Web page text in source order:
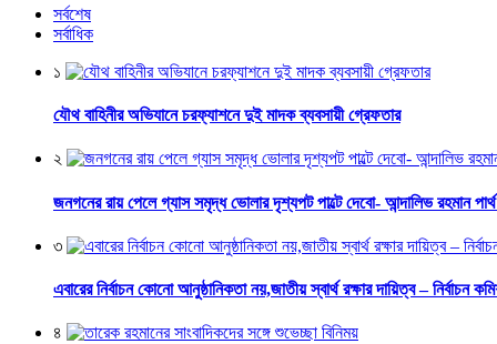
সর্বশেষ
সর্বাধিক
১
যৌথ বাহিনীর অভিযানে চরফ্যাশনে দুই মাদক ব্যবসায়ী গ্রেফতার
২
জনগনের রায় পেলে গ্যাস সমৃদ্ধ ভোলার দৃশ্যপট পাল্টে দেবো- আন্দালিভ রহমান পার্থ
৩
এবারের নির্বাচন কোনো আনুষ্ঠানিকতা নয়,জাতীয় স্বার্থ রক্ষার দায়িত্ব – নির্বাচন
৪